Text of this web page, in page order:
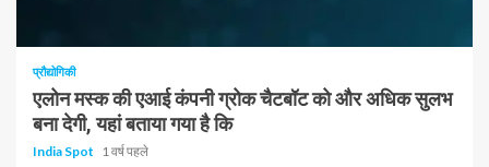
प्रौद्योगिकी
एलोन मस्क की एआई कंपनी ग्रोक चैटबॉट को और अधिक सुलभ
बना देगी, यहां बताया गया है कि
India Spot 1 वर्ष पहले